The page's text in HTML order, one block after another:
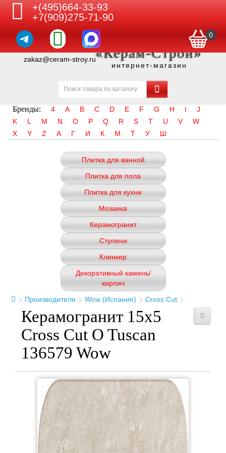
+(495)664-33-93
+7(909)275-71-90
0
zakaz@ceram-stroy.ru«Керам-Строй»
интернет-магазин
Бренды: 4 A B C D E F G H I
J
K
L M N O P Q R S T U V
W
X
Y Z А Г И К М Т У Ш
Плитка для ванной
Плитка для пола
Плитка для кухни
Мозаика
Керамогранит
Ступени
Клинкер
Декоративный камень/
кирпич
Производители
Wow (Испания) Cross Cut
Керамогранит 15x5
Cross Cut O Tuscan
136579 Wow